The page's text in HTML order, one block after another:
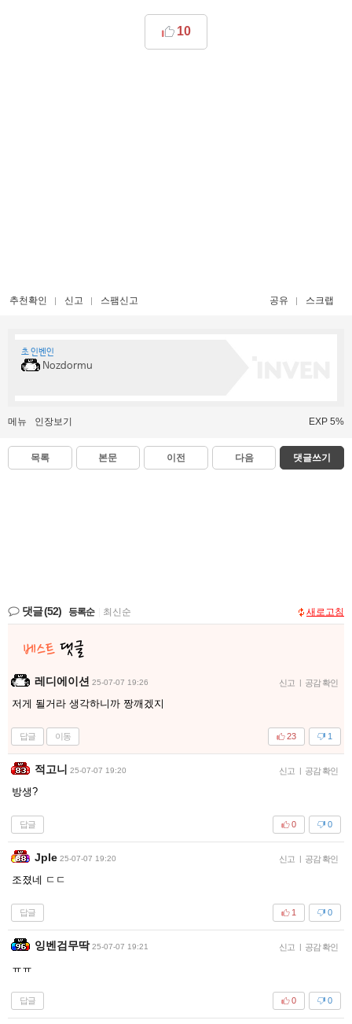
10
추천확인 신고 스팸신고 공유 스크랩
초 인벤인
Nozdormu
메뉴 인장보기 EXP 5%
목록 본문 이전 다음 댓글쓰기
댓글(52) 등록순 최신순 새로고침
레디에이션 25-07-07 19:26 신고 | 공감 확인
저게 될거라 생각하니까 짱깨겠지
답글 이동 1
23
적고니 25-07-07 19:20 신고 | 공감 확인
방생?
답글 0
0
Jple 25-07-07 19:20 신고 | 공감 확인
조졌네 ㄷㄷ
답글 0
1
잉벤검무딱 25-07-07 19:21 신고 | 공감 확인
ㅠㅠ
답글 0
0